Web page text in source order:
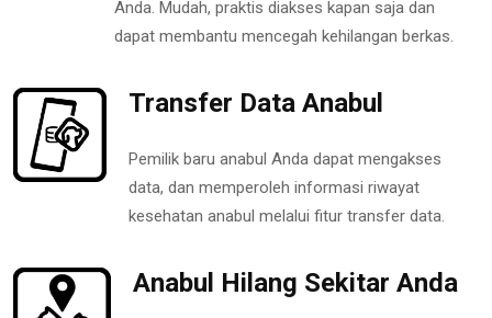
Anda. Mudah, praktis diakses kapan saja dan
dapat membantu mencegah kehilangan berkas.
Transfer Data Anabul
Pemilik baru anabul Anda dapat mengakses
data, dan memperoleh informasi riwayat
kesehatan anabul melalui fitur transfer data.
Anabul Hilang Sekitar Anda